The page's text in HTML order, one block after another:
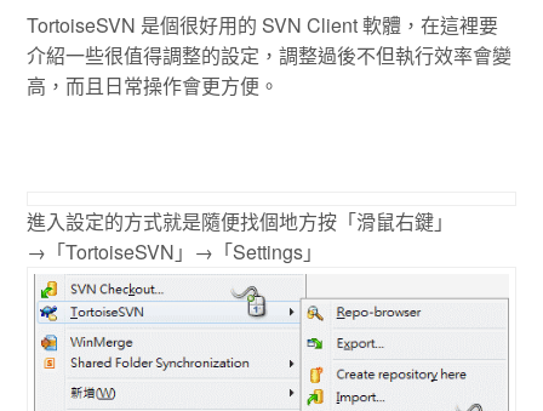
TortoiseSVN 是個很好用的 SVN Client 軟體，在這裡要
介紹一些很值得調整的設定，調整過後不但執行效率會變
高，而且日常操作會更方便。
進入設定的方式就是隨便找個地方按「滑鼠右鍵」
→「TortoiseSVN」→「Settings」